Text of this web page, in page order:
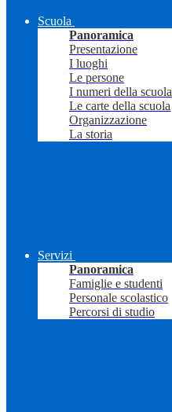
Scuola
Panoramica
Presentazione
I luoghi
Le persone
I numeri della scuola
Le carte della scuola
Organizzazione
La storia
Servizi
Panoramica
Famiglie e studenti
Personale scolastico
Percorsi di studio